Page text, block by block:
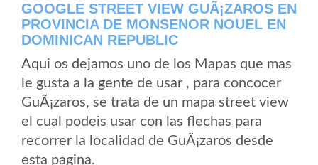
GOOGLE STREET VIEW GUÃ¡ZAROS EN
PROVINCIA DE MONSENOR NOUEL EN
DOMINICAN REPUBLIC
Aqui os dejamos uno de los Mapas que mas
le gusta a la gente de usar , para concocer
GuÃ¡zaros, se trata de un mapa street view
el cual podeis usar con las flechas para
recorrer la localidad de GuÃ¡zaros desde
esta pagina.